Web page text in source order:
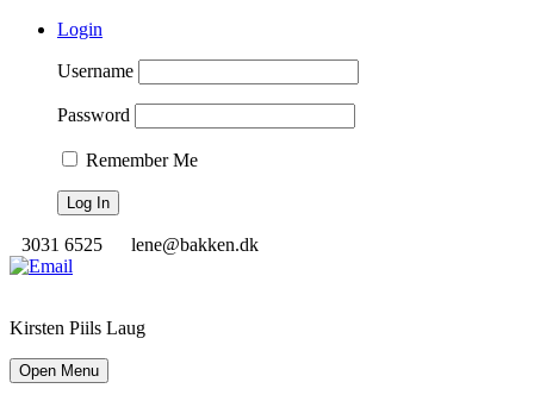
Login
Username
Password
Remember Me
3031 6525 lene@bakken.dk
Kirsten Piils Laug
Open Menu